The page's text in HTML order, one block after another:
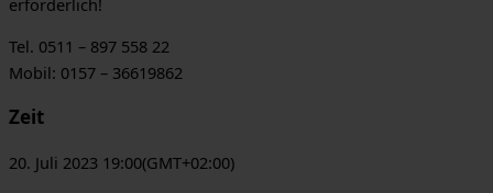
Tel. 0511 – 897 558 22
Mobil: 0157 – 36619862
Zeit
20. Juli 2023 19:00(GMT+02:00)